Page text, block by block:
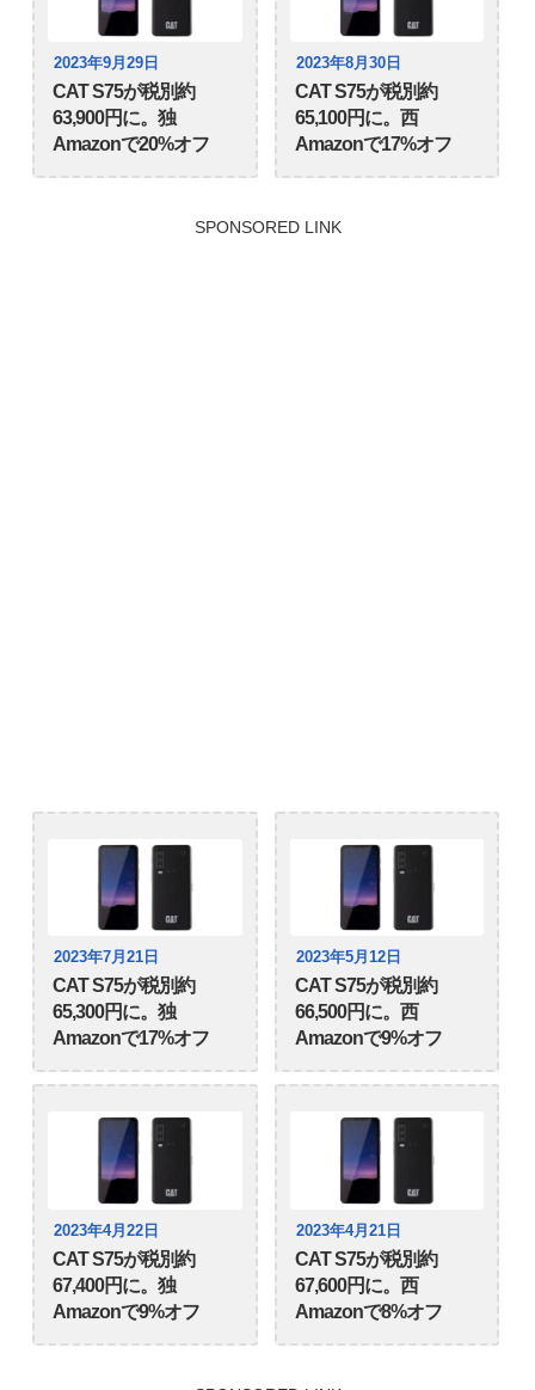
2023年9月29日
CAT S75が税別約
63,900円に。独
Amazonで20%オフ
2023年8月30日
CAT S75が税別約
65,100円に。西
Amazonで17%オフ
SPONSORED LINK
2023年7月21日
CAT S75が税別約
65,300円に。独
Amazonで17%オフ
2023年5月12日
CAT S75が税別約
66,500円に。西
Amazonで9%オフ
2023年4月22日
CAT S75が税別約
67,400円に。独
Amazonで9%オフ
2023年4月21日
CAT S75が税別約
67,600円に。西
Amazonで8%オフ